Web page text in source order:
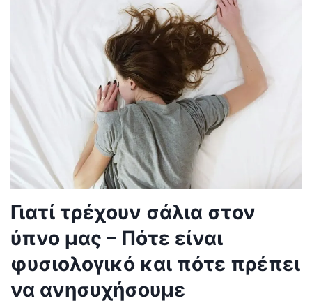
Γιατί τρέχουν σάλια στον
ύπνο μας – Πότε είναι
φυσιολογικό και πότε πρέπει
να ανησυχήσουμε